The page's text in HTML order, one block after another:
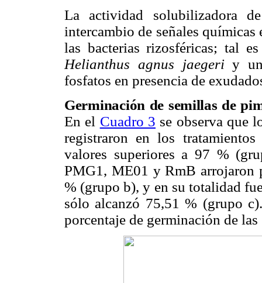
La actividad solubilizadora
intercambio de señales
las bacterias rizosféricas; tal
Helianthus agnus jaegeriy
fosfatos en presencia de
Germinación de semillas de
En el Cuadro 3 se observa que
registraron en los
valores superiores a 97 %
PMG1 , ME01 y RmB arrojaron
% (grupo b), y en su totalidad
sólo alcanzó 75,51 % (grupo
porcentaje de germinación de